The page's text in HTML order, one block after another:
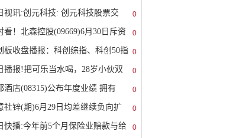
0
视讯:创元科技: 创元科技股票交
0
看！北森控股(09669)6月30日斥资
0
板收盘播报：科创综指、科创50指
0
播报!把可乐当水喝，28岁小伙双
0
酒店(08315)公布年度业绩 拥有
0
社锌(期)6月29日均差继续负向扩
0
快播:今年前5个月保险业赔款与给